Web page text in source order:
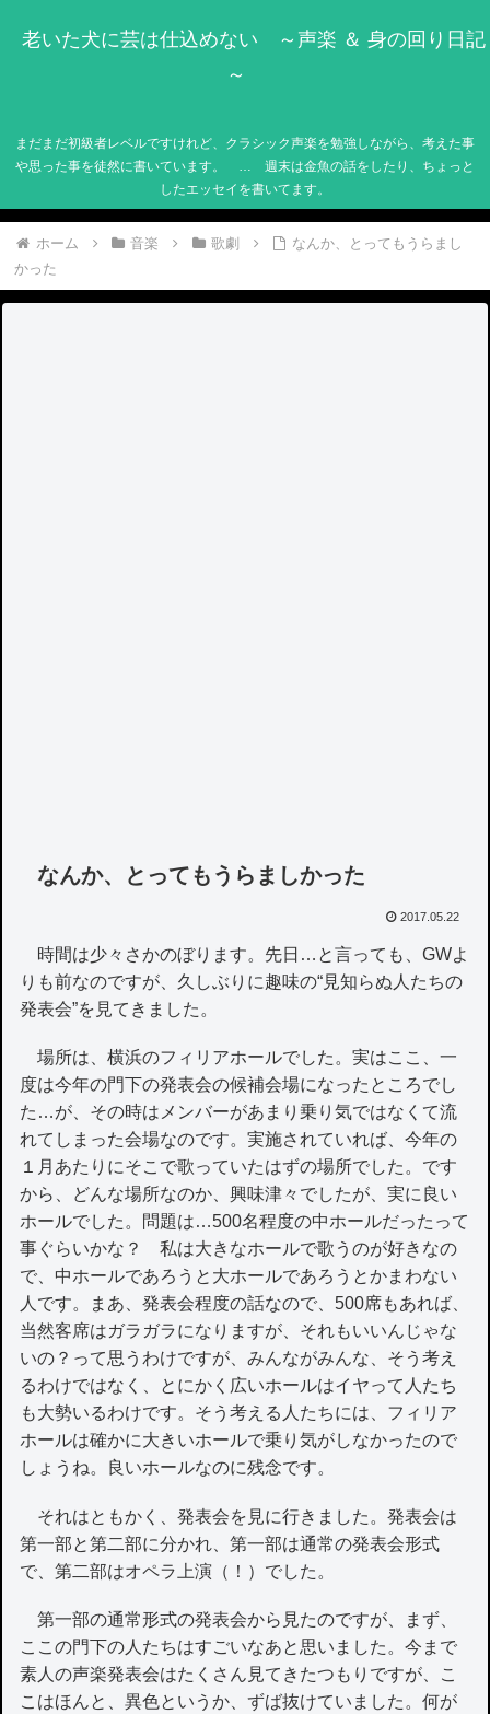
老いた犬に芸は仕込めない ～声楽 ＆ 身の回り日記
～
まだまだ初級者レベルですけれど、クラシック声楽を勉強しながら、考えた事
や思った事を徒然に書いています。 … 週末は金魚の話をしたり、ちょっと
したエッセイを書いてます。
ホーム 音楽 歌劇
なんか、とってもうらまし
かった
なんか、とってもうらましかった
2017.05.22
時間は少々さかのぼります。先日…と言っても、GWよ
りも前なのですが、久しぶりに趣味の“見知らぬ人たちの
発表会”を見てきました。
場所は、横浜のフィリアホールでした。実はここ、一
度は今年の門下の発表会の候補会場になったところでし
た…が、その時はメンバーがあまり乗り気ではなくて流
れてしまった会場なのです。実施されていれば、今年の
１月あたりにそこで歌っていたはずの場所でした。です
から、どんな場所なのか、興味津々でしたが、実に良い
ホールでした。問題は…500名程度の中ホールだったって
事ぐらいかな？ 私は大きなホールで歌うのが好きなの
で、中ホールであろうと大ホールであろうとかまわない
人です。まあ、発表会程度の話なので、500席もあれば、
当然客席はガラガラになりますが、それもいいんじゃな
いの？って思うわけですが、みんながみんな、そう考え
るわけではなく、とにかく広いホールはイヤって人たち
も大勢いるわけです。そう考える人たちには、フィリア
ホールは確かに大きいホールで乗り気がしなかったので
しょうね。良いホールなのに残念です。
それはともかく、発表会を見に行きました。発表会は
第一部と第二部に分かれ、第一部は通常の発表会形式
で、第二部はオペラ上演（！）でした。
第一部の通常形式の発表会から見たのですが、まず、
ここの門下の人たちはすごいなあと思いました。今まで
素人の声楽発表会はたくさん見てきたつもりですが、こ
こはほんと、異色というか、ずば抜けていました。何が